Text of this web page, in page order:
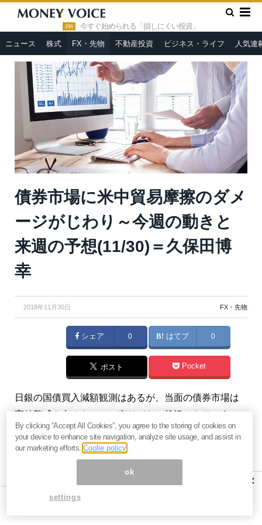
PR 今すぐ始められる「損しにくい投資」
ニュース 株式 FX・先物 不動産投資 ビジネス・ライフ 人気連
HOME » FX・先物 »
債券市場に米中貿易摩擦のダメージがじ
わり～今週の動きと来週の予想(11/30)＝久保田博幸
債券市場に米中貿易摩擦のダメ
ージがじわり～今週の動きと
来週の予想(11/30)＝久保田博
幸
2018年11月30日 FX・先物
シェア 0 はてブ 0
ポスト Pocket
日銀の国債買入減額観測はあるが、当面の債券市場は
高値警戒も出るものの、売りづらい状況となりそうで
ある。12月4日の10年国債の入札動向にも注意したい。
（『牛熊ウイークリー』久保田博幸）
牛熊ウイークリー ×
By clicking “Accept All Cookies”, you agree to the storing of cookies on
your device to enhance site navigation, analyze site usage, and assist in
our marketing efforts.Coolie policy
ok
settings